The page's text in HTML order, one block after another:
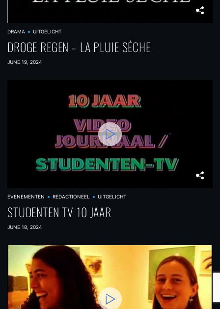
DRAMA UITGELICHT
DROGE REGEN – LA PLUIE SÉCHE
JUNE 19, 2024
EVENEMENTEN REDACTIONEEL UITGELICHT
STUDENTEN TV 10 JAAR
JUNE 18, 2024